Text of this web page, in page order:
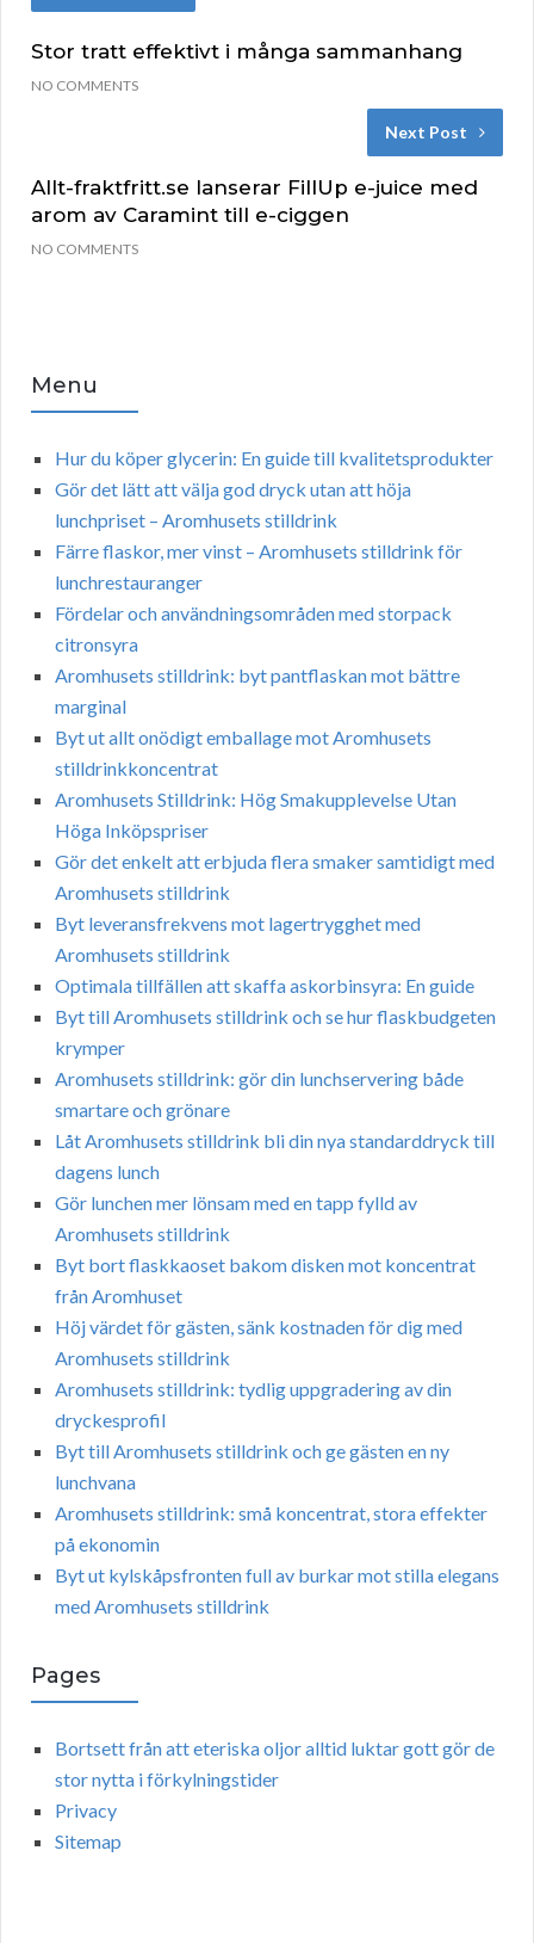
Stor tratt effektivt i många sammanhang
NO COMMENTS
Next Post
Allt-fraktfritt.se lanserar FillUp e-juice med
arom av Caramint till e-ciggen
NO COMMENTS
Menu
Hur du köper glycerin: En guide till kvalitetsprodukter
Gör det lätt att välja god dryck utan att höja
lunchpriset – Aromhusets stilldrink
Färre flaskor, mer vinst – Aromhusets stilldrink för
lunchrestauranger
Fördelar och användningsområden med storpack
citronsyra
Aromhusets stilldrink: byt pantflaskan mot bättre
marginal
Byt ut allt onödigt emballage mot Aromhusets
stilldrinkkoncentrat
Aromhusets Stilldrink: Hög Smakupplevelse Utan
Höga Inköpspriser
Gör det enkelt att erbjuda flera smaker samtidigt med
Aromhusets stilldrink
Byt leveransfrekvens mot lagertrygghet med
Aromhusets stilldrink
Optimala tillfällen att skaffa askorbinsyra: En guide
Byt till Aromhusets stilldrink och se hur flaskbudgeten
krymper
Aromhusets stilldrink: gör din lunchservering både
smartare och grönare
Låt Aromhusets stilldrink bli din nya standarddryck till
dagens lunch
Gör lunchen mer lönsam med en tapp fylld av
Aromhusets stilldrink
Byt bort flaskkaoset bakom disken mot koncentrat
från Aromhuset
Höj värdet för gästen, sänk kostnaden för dig med
Aromhusets stilldrink
Aromhusets stilldrink: tydlig uppgradering av din
dryckesprofil
Byt till Aromhusets stilldrink och ge gästen en ny
lunchvana
Aromhusets stilldrink: små koncentrat, stora effekter
på ekonomin
Byt ut kylskåpsfronten full av burkar mot stilla elegans
med Aromhusets stilldrink
Pages
Bortsett från att eteriska oljor alltid luktar gott gör de
stor nytta i förkylningstider
Privacy
Sitemap